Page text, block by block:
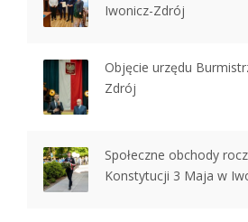
Iwonicz-Zdrój
Objęcie urzędu
Zdrój
Społeczne obchody
Konstytucji 3 Maja w